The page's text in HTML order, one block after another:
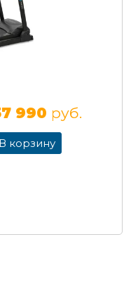
990 руб.
В корзину